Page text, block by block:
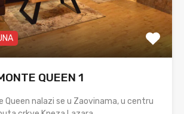
QUEEN 1
Queen nalazi se u Zaovinama, u centru